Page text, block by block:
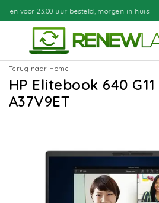
morgen in huis
Terug naar Home
HP Elitebook 640
A37V9ET